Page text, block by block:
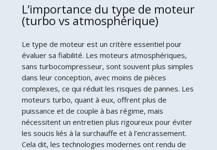
L’importance du type de moteur
(turbo vs atmosphérique)
Le type de moteur est un critère essentiel pour
évaluer sa fiabilité. Les moteurs atmosphériques,
sans turbocompresseur, sont souvent plus simples
dans leur conception, avec moins de pièces
complexes, ce qui réduit les risques de pannes. Les
moteurs turbo, quant à eux, offrent plus de
puissance et de couple à bas régime, mais
nécessitent un entretien plus rigoureux pour éviter
les soucis liés à la surchauffe et à l’encrassement.
Cela dit, les technologies modernes ont rendu de